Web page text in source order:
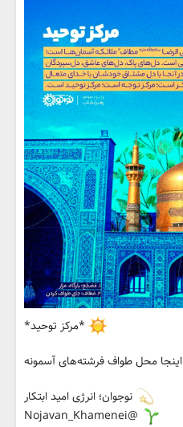
*مرکز توحید*
اینجا محل طواف فرشته‌های آسمونه
نوجوان؛ انرژی امید ابتکار
@Nojavan_Khamenei